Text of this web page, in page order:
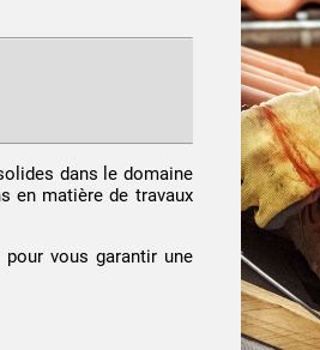
dans le domaine
en matière de travaux
vous garantir une